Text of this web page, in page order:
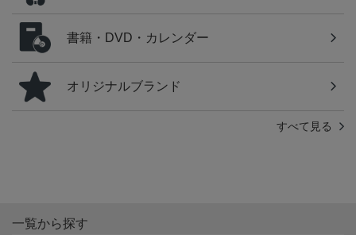
書籍・DVD・カレンダー
オリジナルブランド
すべて見る
一覧から探す